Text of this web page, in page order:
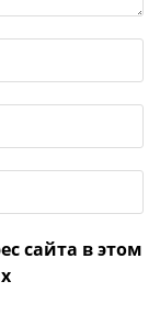
сайта в этом